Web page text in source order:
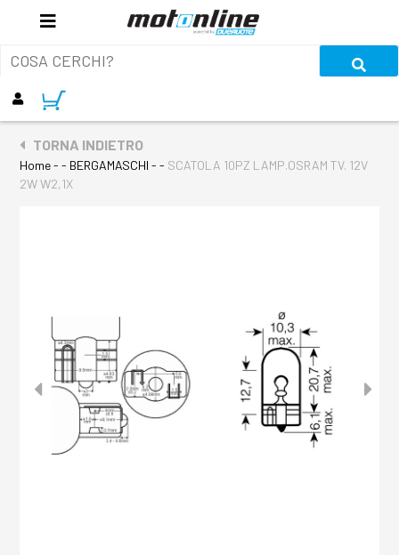
TORNA INDIETRO
Home- - BERGAMASCHI - - SCATOLA 10PZ LAMP.OSRAM TV. 12V
2W W2,1X